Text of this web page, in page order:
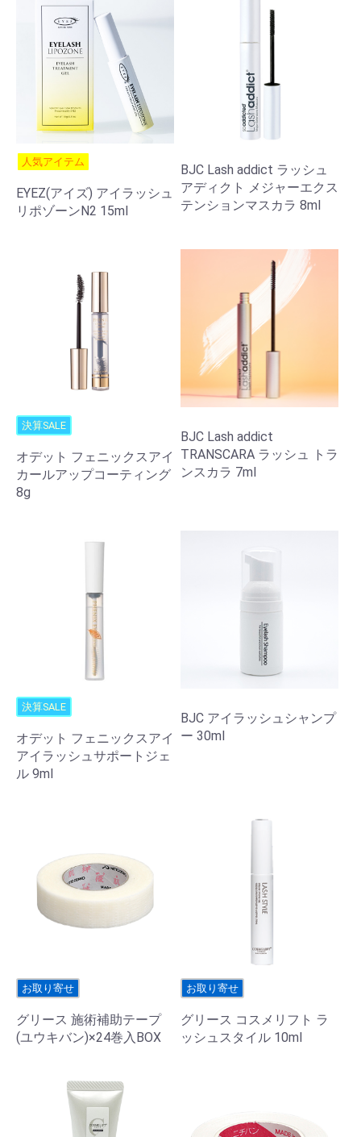
人気アイテム
EYEZ(アイズ) アイラッシュ
リポゾーンN2 15ml
BJC Lash addict ラッシュ
アディクト メジャーエクス
テンションマスカラ 8ml
決算SALE
オデット フェニックスアイ
カールアップコーティング
8g
BJC Lash addict
TRANSCARA ラッシュ トラ
ンスカラ 7ml
決算SALE
オデット フェニックスアイ
アイラッシュサポートジェ
ル 9ml
BJC アイラッシュシャンプ
ー 30ml
お取り寄せ
グリース 施術補助テープ
(ユウキバン)×24巻入BOX
お取り寄せ
グリース コスメリフト ラ
ッシュスタイル 10ml